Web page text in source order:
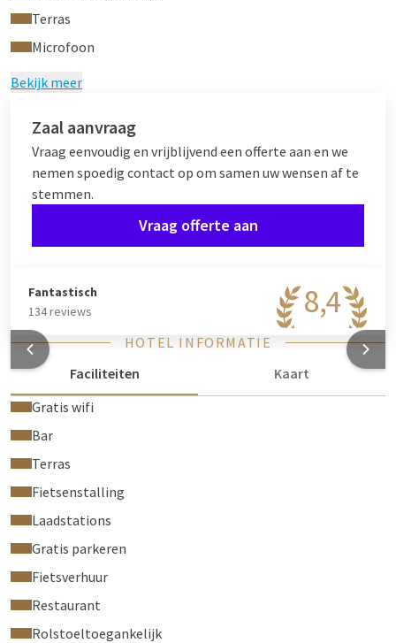
Terras
Microfoon
Bekijk meer
Zaal aanvraag
Vraag eenvoudig en vrijblijvend een offerte aan en we
nemen spoedig contact op om samen uw wensen af te
stemmen.
Vraag offerte aan
8,4
Fantastisch
134 reviews
HOTEL INFORMATIE
Faciliteiten
Kaart
Gratis wifi
Bar
Terras
Fietsenstalling
Laadstations
Gratis parkeren
Fietsverhuur
Restaurant
Rolstoeltoegankelijk